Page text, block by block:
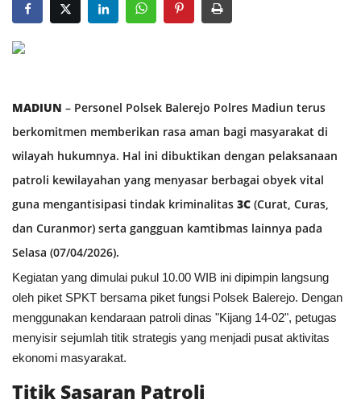
Polsek Jajaran
Polri TV
Policetube
IKM
MADIUN – Personel Polsek Balerejo Polres Madiun terus
berkomitmen memberikan rasa aman bagi masyarakat di
wilayah hukumnya. Hal ini dibuktikan dengan pelaksanaan
patroli kewilayahan yang menyasar berbagai obyek vital
guna mengantisipasi tindak kriminalitas 3C (Curat, Curas,
dan Curanmor) serta gangguan kamtibmas lainnya pada
Selasa (07/04/2026).
​Kegiatan yang dimulai pukul 10.00 WIB ini dipimpin langsung
oleh piket SPKT bersama piket fungsi Polsek Balerejo. Dengan
menggunakan kendaraan patroli dinas "Kijang 14-02", petugas
menyisir sejumlah titik strategis yang menjadi pusat aktivitas
ekonomi masyarakat.
Titik Sasaran Patroli